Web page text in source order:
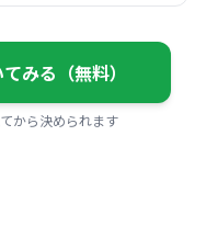
みる（無料）
から決められます